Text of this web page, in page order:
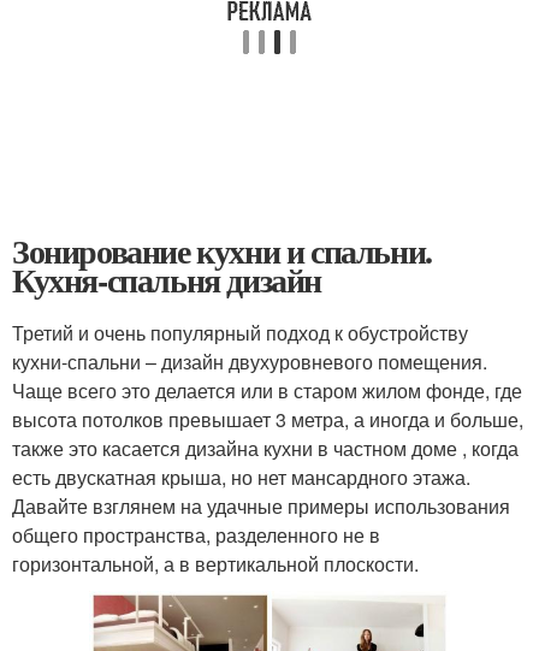
Зонирование кухни и спальни.
Кухня-спальня дизайн
Третий и очень популярный подход к обустройству
кухни-спальни – дизайн двухуровневого помещения.
Чаще всего это делается или в старом жилом фонде, где
высота потолков превышает 3 метра, а иногда и больше,
также это касается дизайна кухни в частном доме , когда
есть двускатная крыша, но нет мансардного этажа.
Давайте взглянем на удачные примеры использования
общего пространства, разделенного не в
горизонтальной, а в вертикальной плоскости.